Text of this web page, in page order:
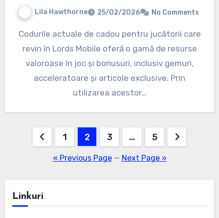
Lila Hawthorne 25/02/2026 No Comments
Codurile actuale de cadou pentru jucătorii care
revin în Lords Mobile oferă o gamă de resurse
valoroase în joc și bonusuri, inclusiv gemuri,
acceleratoare și articole exclusive. Prin
utilizarea acestor…
Posts
pagination
1 2 3 … 5
« Previous Page— Next Page »
Linkuri